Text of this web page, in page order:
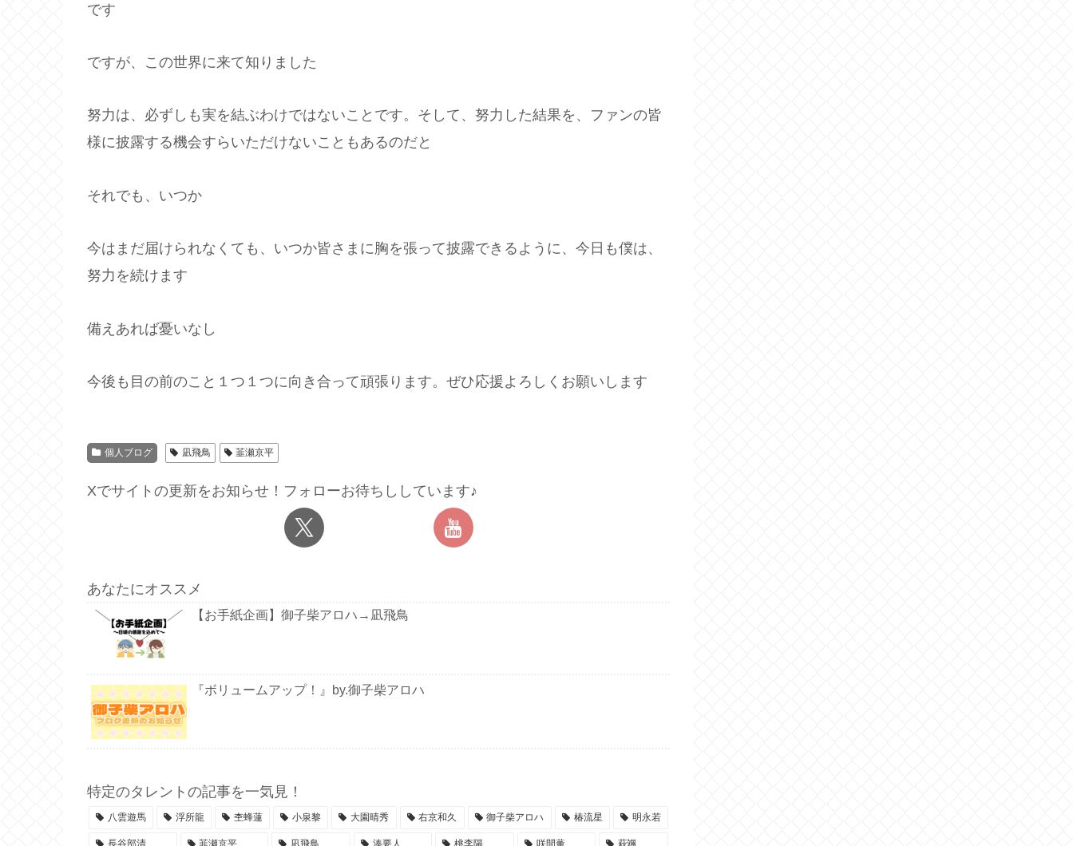
です
ですが、この世界に来て知りました
努力は、必ずしも実を結ぶわけではないことです。そして、努力した結果を、ファンの皆
様に披露する機会すらいただけないこともあるのだと
それでも、いつか
今はまだ届けられなくても、いつか皆さまに胸を張って披露できるように、今日も僕は、
努力を続けます
備えあれば憂いなし
今後も目の前のこと１つ１つに向き合って頑張ります。ぜひ応援よろしくお願いします
個人ブログ 凪飛鳥 韮瀬京平
Xでサイトの更新をお知らせ！フォローお待ちししています♪
あなたにオススメ
【お手紙企画】御子柴アロハ→凪飛鳥
『ボリュームアップ！』by.御子柴アロハ
特定のタレントの記事を一気見！
八雲遊馬 浮所龍 杢蜂蓮 小泉黎 大園晴秀 右京和久 御子柴アロハ 椿流星 明永若
長谷部清 韮瀬京平 凪飛鳥 湊要人 桃李陽 咲間薫 萩颯